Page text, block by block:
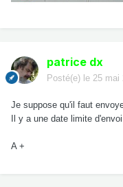
patrice dx
Posté(e) le 25 mai
Je suppose qu'il faut
Il y a une date limite
A +